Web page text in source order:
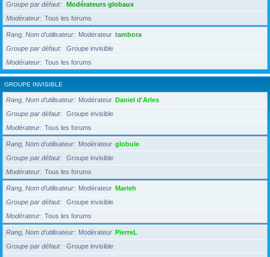
Groupe par défaut
Modérateurs globaux
Modérateur
Tous les forums
Rang, Nom d’utilisateur Modérateur tambora
Groupe par défaut
Groupe invisible
Modérateur
Tous les forums
GROUPE INVISIBLE
Rang, Nom d’utilisateur Modérateur Daniel d'Arles
Groupe par défaut
Groupe invisible
Modérateur
Tous les forums
Rang, Nom d’utilisateur Modérateur globule
Groupe par défaut
Groupe invisible
Modérateur
Tous les forums
Rang, Nom d’utilisateur Modérateur Marieh
Groupe par défaut
Groupe invisible
Modérateur
Tous les forums
Rang, Nom d’utilisateur Modérateur PierreL
Groupe par défaut
Groupe invisible